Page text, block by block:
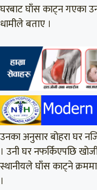
घरबाट घाँस काट्न गएका
धामीले बताए ।
उनका अनुसार बोहरा घर
। उनी घर नफर्किएपछि
स्थानीयले घाँस काट्ने
।